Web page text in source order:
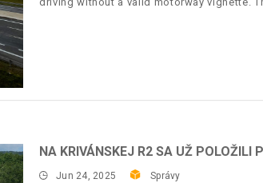
NA KRIVÁNSKEJ R2 SA UŽ POLOŽILI
Jun 24, 2025 Správy